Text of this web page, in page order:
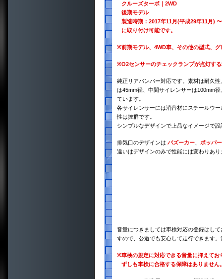
クルーズターボ｜2WD
後期モデル
製造時期：2017年11月(平成29年11月)
に取り付け可能です。
※前期モデル、4WD車、その他の型式、
※O2センサーのチェックランプが点灯す
純正リアバンパー対応です。素材は耐久
は45mm径、中間サイレンサーは100mm
ています。
各サイレンサーには消音材にスチールウ
性は抜群です。
シンプルなデザインで上品なイメージで
排気口のデザインは バズーカー
ポッパー
違いはデザインのみで性能には変わりあ
音量につきましては車検対応の登録はし
すので、公道でも安心して走行できます
※車検の規定に対応できる音量に抑えて
ずしも車検に合格する保障はありませ